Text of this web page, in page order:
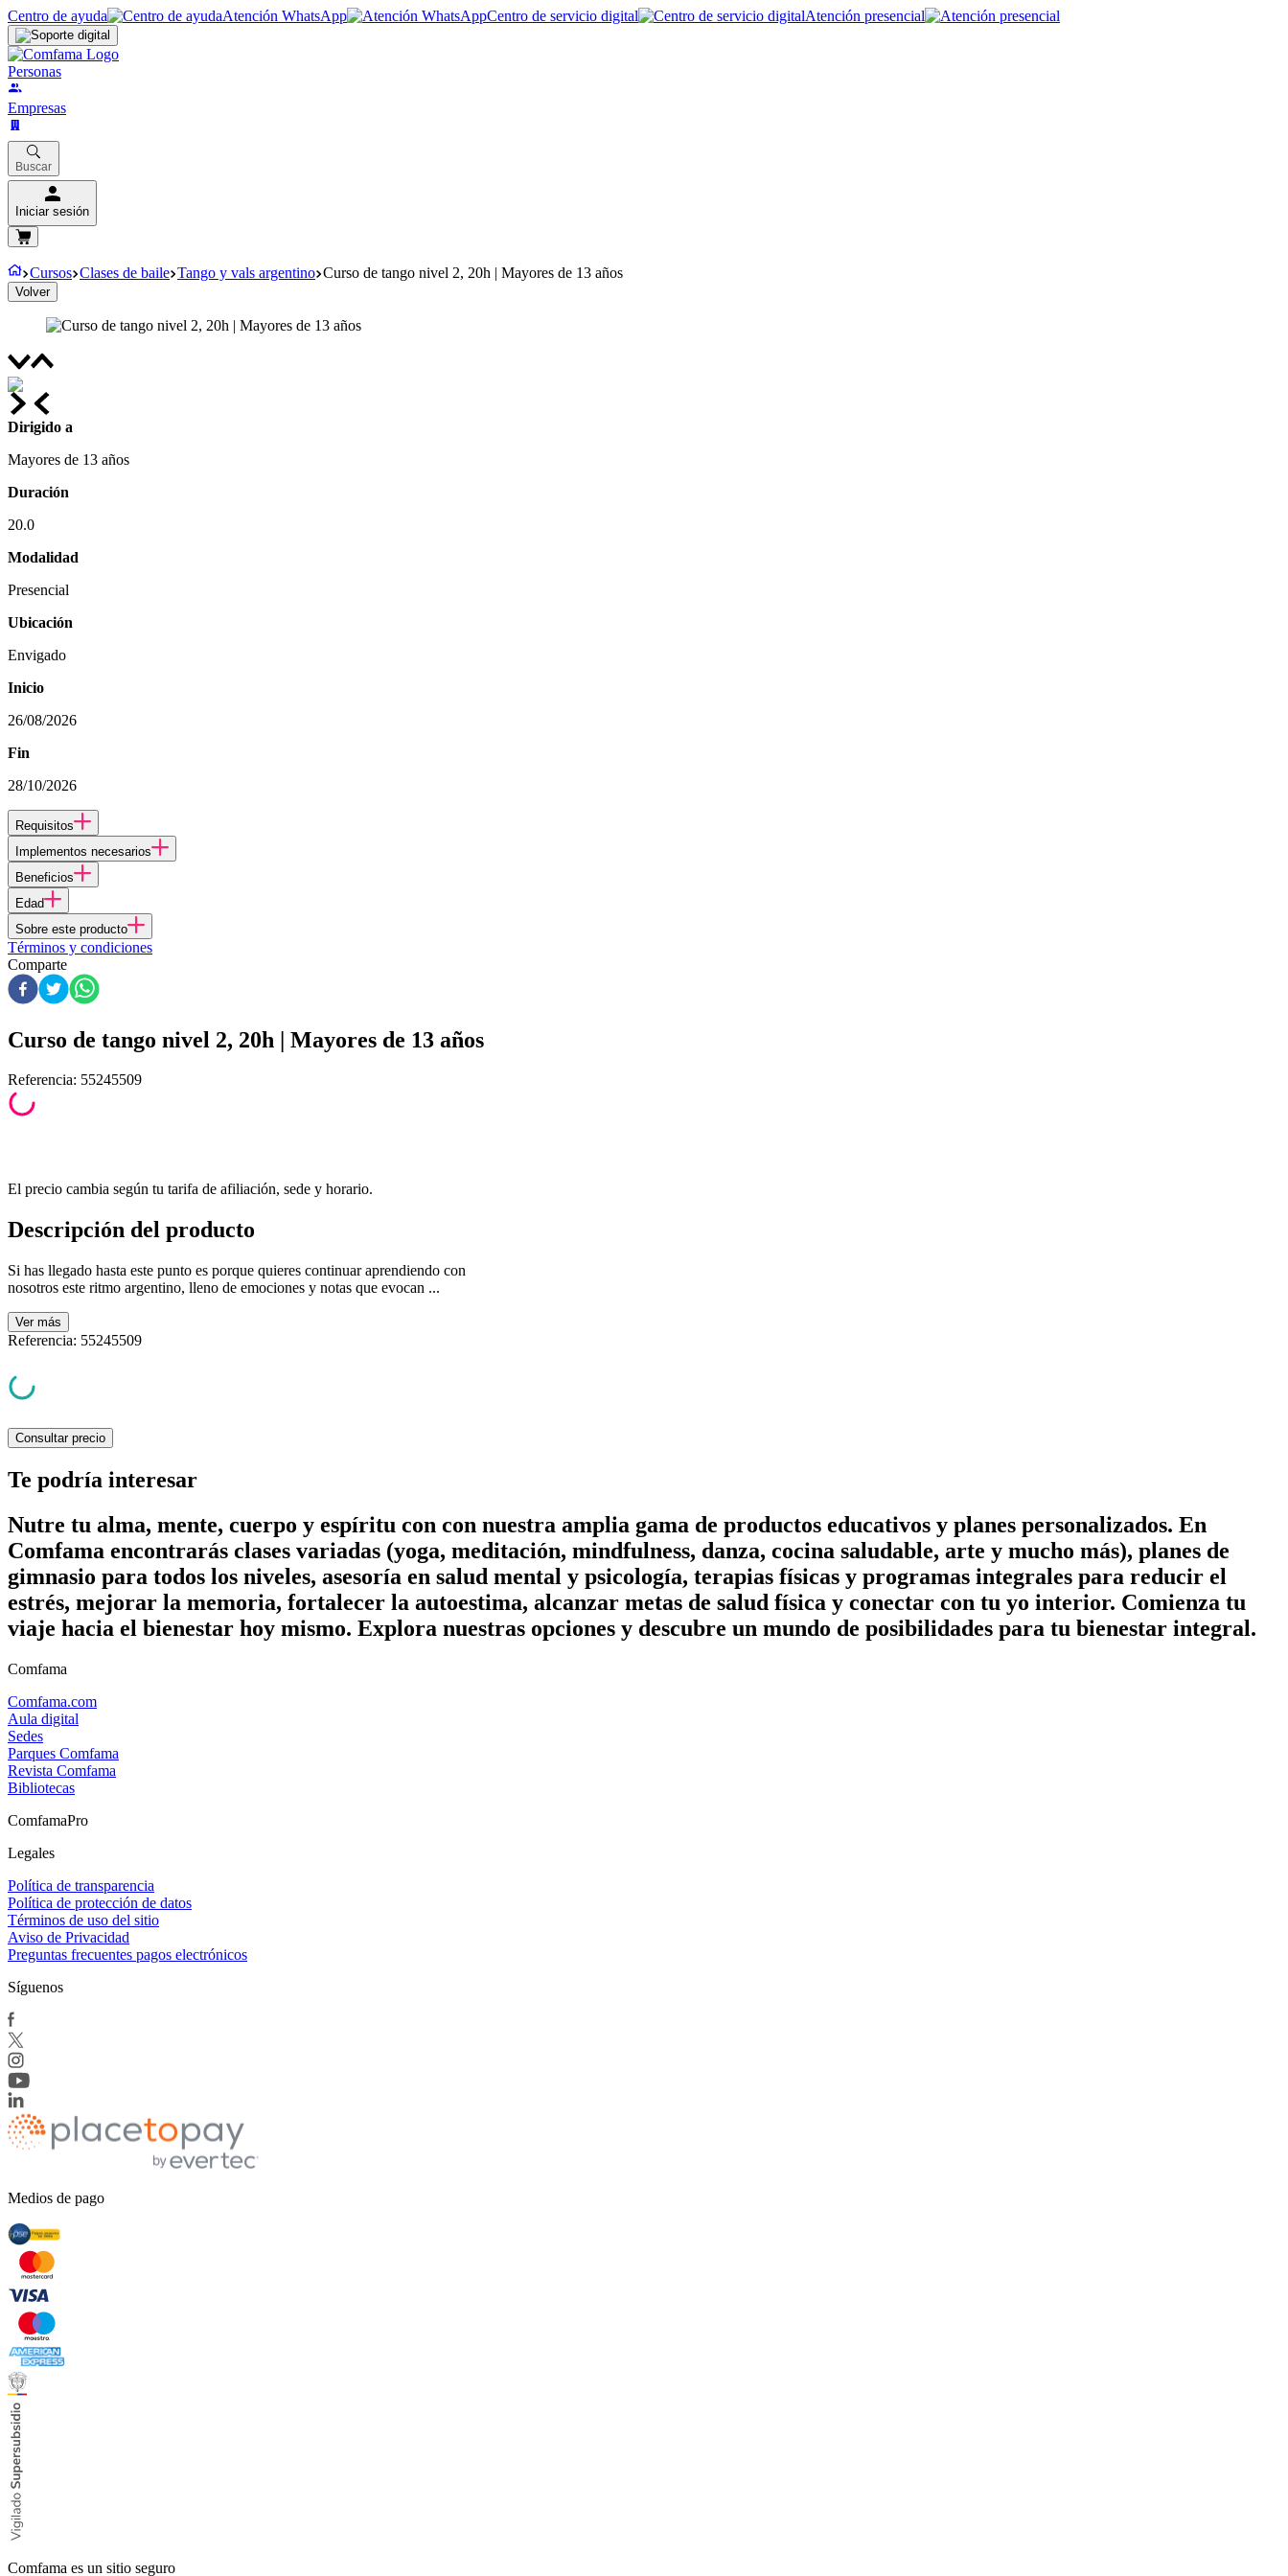
Centro de ayuda Atención WhatsApp Centro de servicio digital Atención presencial
Personas
Empresas
Buscar
Iniciar sesión
Cursos Clases de baile Tango y vals argentino Curso de tango nivel 2, 20h | Mayores de 13 años
Volver
Dirigido a
Mayores de 13 años
Duración
20.0
Modalidad
Presencial
Ubicación
Envigado
Inicio
26/08/2026
Fin
28/10/2026
Requisitos
Implementos necesarios
Beneficios
Edad
Sobre este producto
Términos y condiciones
Comparte
Curso de tango nivel 2, 20h | Mayores de 13 años
Referencia: 55245509
El precio cambia según tu tarifa de afiliación, sede y horario.
Descripción del producto
Si has llegado hasta este punto es porque quieres continuar aprendiendo con
nosotros este ritmo argentino, lleno de emociones y notas que evocan ...
Ver más
Referencia: 55245509
Consultar precio
Te podría interesar
Nutre tu alma, mente, cuerpo y espíritu con con nuestra amplia gama de productos educativos y planes personalizados. En
Comfama encontrarás clases variadas (yoga, meditación, mindfulness, danza, cocina saludable, arte y mucho más), planes de
gimnasio para todos los niveles, asesoría en salud mental y psicología, terapias físicas y programas integrales para reducir el
estrés, mejorar la memoria, fortalecer la autoestima, alcanzar metas de salud física y conectar con tu yo interior. Comienza tu
viaje hacia el bienestar hoy mismo. Explora nuestras opciones y descubre un mundo de posibilidades para tu bienestar integral.
Comfama
Comfama.com
Aula digital
Sedes
Parques Comfama
Revista Comfama
Bibliotecas
ComfamaPro
Legales
Política de transparencia
Política de protección de datos
Términos de uso del sitio
Aviso de Privacidad
Preguntas frecuentes pagos electrónicos
Síguenos
Medios de pago
Comfama es un sitio seguro